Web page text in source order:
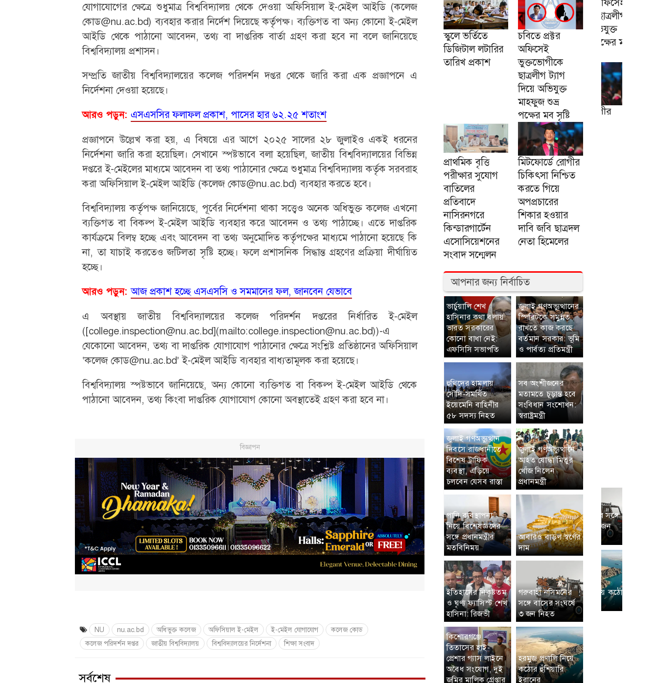
যোগাযোগের ক্ষেত্রে শুধুমাত্র বিশ্ববিদ্যালয় থেকে দেওয়া অফিসিয়াল ই-মেইল আইডি (কলেজ
কোড@nu.ac.bd) ব্যবহার করার নির্দেশ দিয়েছে কর্তৃপক্ষ। ব্যক্তিগত বা অন্য কোনো ই-মেইল
আইডি থেকে পাঠানো আবেদন, তথ্য বা দাপ্তরিক বার্তা গ্রহণ করা হবে না বলে জানিয়েছে
বিশ্ববিদ্যালয় প্রশাসন।
সম্প্রতি জাতীয় বিশ্ববিদ্যালয়ের কলেজ পরিদর্শন দপ্তর থেকে জারি করা এক প্রজ্ঞাপনে এ
নির্দেশনা দেওয়া হয়েছে।
আরও পড়ুন: এসএসসির ফলাফল প্রকাশ, পাসের হার ৬২.২৫ শতাংশ
প্রজ্ঞাপনে উল্লেখ করা হয়, এ বিষয়ে এর আগে ২০২৫ সালের ২৮ জুলাইও একই ধরনের
নির্দেশনা জারি করা হয়েছিল। সেখানে স্পষ্টভাবে বলা হয়েছিল, জাতীয় বিশ্ববিদ্যালয়ের বিভিন্ন
দপ্তরে ই-মেইলের মাধ্যমে আবেদন বা তথ্য পাঠানোর ক্ষেত্রে শুধুমাত্র বিশ্ববিদ্যালয় কর্তৃক সরবরাহ
করা অফিসিয়াল ই-মেইল আইডি (কলেজ কোড@nu.ac.bd) ব্যবহার করতে হবে।
বিশ্ববিদ্যালয় কর্তৃপক্ষ জানিয়েছে, পূর্বের নির্দেশনা থাকা সত্ত্বেও অনেক অধিভুক্ত কলেজ এখনো
ব্যক্তিগত বা বিকল্প ই-মেইল আইডি ব্যবহার করে আবেদন ও তথ্য পাঠাচ্ছে। এতে দাপ্তরিক
কার্যক্রমে বিলম্ব হচ্ছে এবং আবেদন বা তথ্য অনুমোদিত কর্তৃপক্ষের মাধ্যমে পাঠানো হয়েছে কি
না, তা যাচাই করতেও জটিলতা সৃষ্টি হচ্ছে। ফলে প্রশাসনিক সিদ্ধান্ত গ্রহণের প্রক্রিয়া দীর্ঘায়িত
হচ্ছে।
আরও পড়ুন: আজ প্রকাশ হচ্ছে এসএসসি ও সমমানের ফল, জানবেন যেভাবে
এ অবস্থায় জাতীয় বিশ্ববিদ্যালয়ের কলেজ পরিদর্শন দপ্তরের নির্ধারিত ই-মেইল
([college.inspection@nu.ac.bd](mailto:college.inspection@nu.ac.bd))-এ
যেকোনো আবেদন, তথ্য বা দাপ্তরিক যোগাযোগ পাঠানোর ক্ষেত্রে সংশ্লিষ্ট প্রতিষ্ঠানের অফিসিয়াল
‘কলেজ কোড@nu.ac.bd’ ই-মেইল আইডি ব্যবহার বাধ্যতামূলক করা হয়েছে।
বিশ্ববিদ্যালয় স্পষ্টভাবে জানিয়েছে, অন্য কোনো ব্যক্তিগত বা বিকল্প ই-মেইল আইডি থেকে
পাঠানো আবেদন, তথ্য কিংবা দাপ্তরিক যোগাযোগ কোনো অবস্থাতেই গ্রহণ করা হবে না।
NU nu.ac.bd অধিভুক্ত কলেজ অফিসিয়াল ই-মেইল ই-মেইল যোগাযোগ
কলেজ কোড
কলেজ পরিদর্শন দপ্তর
জাতীয় বিশ্ববিদ্যালয় বিশ্ববিদ্যালয়ের নির্দেশনা শিক্ষা সংবাদ
সর্বশেষ
স্কুলে ভর্তিতে
ডিজিটাল লটারির
তারিখ প্রকাশ
চবিতে প্রক্টর
অফিসেই
ভুক্তভোগীকে
ছাত্রলীগ ট্যাগ
দিয়ে অভিযুক্ত
মাহফুজ শুভ্র
পক্ষের মব সৃষ্টি
প্রাথমিক বৃত্তি
পরীক্ষার সুযোগ
বাতিলের
প্রতিবাদে
নাসিরনগরে
কিন্ডারগার্টেন
এসোসিয়েশনের
সংবাদ সন্মেলন
মিটফোর্ডে রোগীর
চিকিৎসা নিশ্চিত
করতে গিয়ে
অপপ্রচারের
শিকার হওয়ার
দাবি জবি ছাত্রদল
নেতা হিমেলের
আপনার জন্য নির্বাচিত
ভার্চুয়ালি শেখ
হাসিনার কথা বলায়
ভারত সরকারের
কোনো বাধা নেই:
এফসিসি সভাপতি
জুলাই গণঅভ্যুত্থানের
স্পিরিটকে সমুন্নত
রাখতে কাজ করছে
বর্তমান সরকার: ভূমি
ও পার্বত্য প্রতিমন্ত্রী
হুথিদের হামলায়
সৌদি-সমর্থিত
ইয়েমেনি বাহিনীর
৫৮ সদস্য নিহত
সব অংশীজনের
মতামতে চূড়ান্ত হবে
সংবিধান সংশোধন:
স্বরাষ্ট্রমন্ত্রী
জুলাই গণঅভ্যুত্থান
দিবসে রাজধানীতে
বিশেষ ট্রাফিক
ব্যবস্থা, এড়িয়ে
চলবেন যেসব রাস্তা
জুলাই গণঅভ্যুত্থানে
আহত যোদ্ধা মিতুর
খোঁজ নিলেন
প্রধানমন্ত্রী
পানি ব্যবস্থাপনা
নিয়ে বিশেষজ্ঞদের
সঙ্গে প্রধানমন্ত্রীর
মতবিনিময়
আবারও বাড়ল স্বর্ণের
দাম
ইতিহাসের নিকৃষ্টতম
ও ঘৃণ্য ফ্যাসিস্ট শেখ
হাসিনা: রিজভী
গরুবাহী নসিমনের
সঙ্গে বাসের সংঘর্ষে
৩ জন নিহত
কিশোরগঞ্জে
তিতাসের হাই-
প্রেশার গ্যাস লাইনে
অবৈধ সংযোগ, দুই
জমির মালিক গ্রেপ্তার
হরমুজ প্রণালি নিয়ে
কঠোর হুঁশিয়ারি
ইরানের